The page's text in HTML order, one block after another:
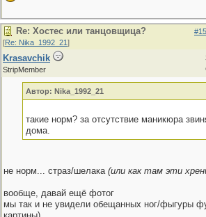
Re: Хостес или танцовщица?
[Re: Nika_1992_21]
Krasavchik
StripMember
Автор: Nika_1992_21
такие норм? за отсутствие маникюра
дома.
не норм... страз/шелака (или как там эти
вообще, давай ещё фотог
мы так и не увидели обещанных ног/фыгуры